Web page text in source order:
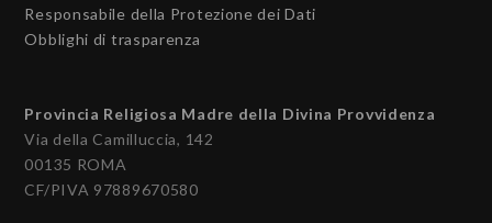
Responsabile della Protezione dei Dati
Obblighi di trasparenza
Provincia Religiosa Madre della Divina Provvidenza
Via della Camilluccia, 142
00135 ROMA
CF/PIVA 97889670580